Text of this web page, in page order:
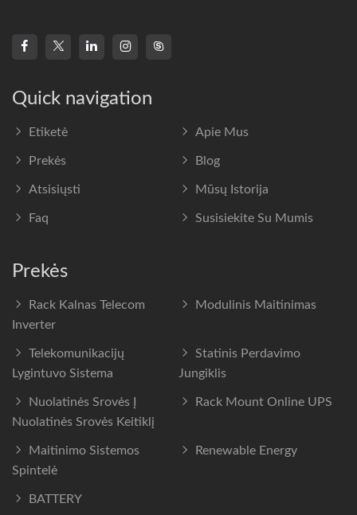
Quick navigation
Etiketė Apie Mus
Prekės Blog
Atsisiųsti Mūsų Istorija
Faq Susisiekite Su Mumis
Prekės
Rack Kalnas Telecom
Inverter
Modulinis Maitinimas
Telekomunikacijų
Lygintuvo Sistema
Statinis Perdavimo
Jungiklis
Nuolatinės Srovės Į
Nuolatinės Srovės Keitiklį
Rack Mount Online UPS
Maitinimo Sistemos
Spintelė
Renewable Energy
BATTERY